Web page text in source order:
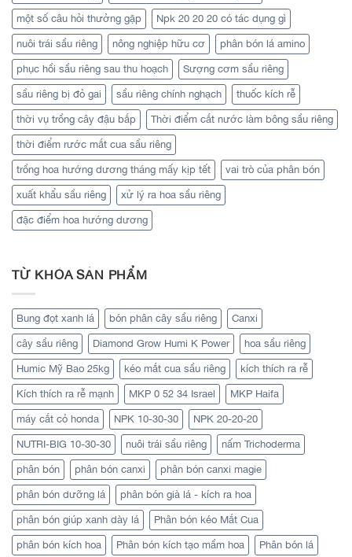
một số câu hỏi thưởng gặp Npk 20 20 20 có tác dụng gì
nuôi trái sầu riêng nông nghiệp hữu cơ phân bón lá amino
phục hồi sầu riêng sau thu hoạch Sượng cơm sầu riêng
sầu riêng bị đỏ gai sầu riêng chính nghạch thuốc kích rễ
thời vụ trồng cây đậu bắp Thời điểm cắt nước làm bông sầu riêng
thời điểm rước mắt cua sầu riêng
trồng hoa hướng dương tháng mấy kịp tết vai trò của phân bón
xuất khẩu sầu riêng xử lý ra hoa sầu riêng
đặc điểm hoa hướng dương
TỪ KHÓA SẢN PHẨM
Bung đọt xanh lá bón phân cây sầu riêng Canxi
cây sầu riêng Diamond Grow Humi K Power hoa sầu riêng
Humic Mỹ Bao 25kg kéo mắt cua sầu riêng kích thích ra rễ
Kích thích ra rễ mạnh MKP 0 52 34 Israel MKP Haifa
máy cắt cỏ honda NPK 10-30-30 NPK 20-20-20
NUTRI-BIG 10-30-30 nuôi trái sầu riêng nấm Trichoderma
phân bón phân bón canxi phân bón canxi magie
phân bón dưỡng lá phân bón già lá - kích ra hoa
phân bón giúp xanh dày lá Phân bón kéo Mắt Cua
phân bón kích hoa Phân bón kích tạo mầm hoa Phân bón lá